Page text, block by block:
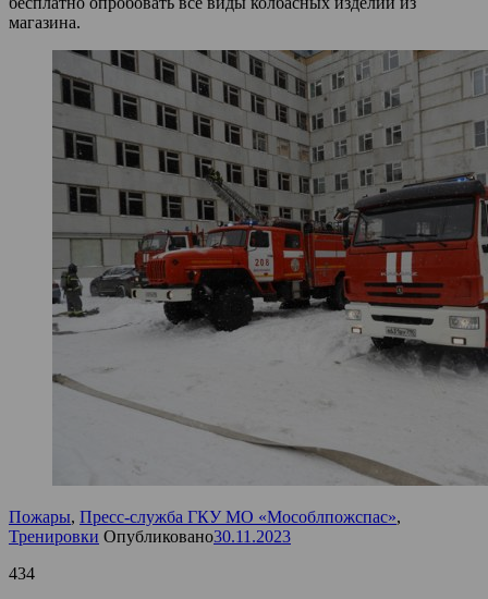
магазина.
Пожары, Пресс-служба ГКУ МО «Мособлпожспас»,
Тренировки Опубликовано30.11.2023
434